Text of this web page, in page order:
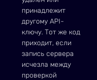
принадлежит
другому API-
ключу. Тот же код
приходит, если
запись сервера
исчезла между
проверкой